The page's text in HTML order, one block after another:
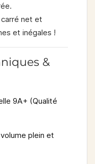
carré net et
et inégales !
&
9A+ (Qualité
plein et